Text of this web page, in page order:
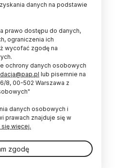
stanu ekosystemu
w wodę słoną,
duże ilości biogenów\" -
dla Bałtyku wielkie
występują
prognozowania.
średnio co 4-5 lat i
jesienią lub zimą.
2004 wlewy zdarzały się
danych na podstawie
prawo dostępu do danych,
ograniczenia ich
wycofać zgodę na
ochrony danych osobowych
lub pisemnie na
8, 00-502 Warszawa z
danych osobowych i
prawach znajduje się w
więcej.
zgodę